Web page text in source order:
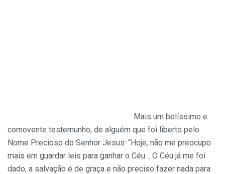
Mais um belíssimo e
comovente testemunho, de alguém que foi liberto pelo
Nome Precioso do Senhor Jesus: “Hoje, não me preocupo
mais em guardar leis para ganhar o Céu… O Céu já me foi
dado, a salvação é de graça e não preciso fazer nada para